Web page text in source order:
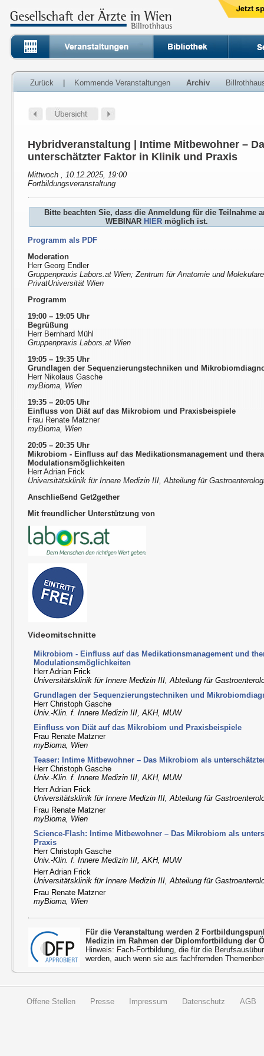
Zurück Kommende Veranstaltungen Archiv
Hybridveranstaltung | Intime Mitbewohner –
unterschätzter Faktor in Klinik und Praxis
Mittwoch , 10.12.2025, 19:00
Fortbildungsveranstaltung
Bitte beachten Sie, dass die Anmeldung für die Teilnahme
WEBINAR HIER möglich ist.
Programm als PDF
Moderation
Herr Georg Endler
Gruppenpraxis Labors.at Wien; Zentrum für Anatomie und
PrivatUniversität Wien
Programm
19:00 – 19:05 Uhr
Begrüßung
Herr Bernhard Mühl
Gruppenpraxis Labors.at Wien
19:05 – 19:35 Uhr
Grundlagen der Sequenzierungstechniken und
Herr Nikolaus Gasche
myBioma, Wien
19:35 – 20:05 Uhr
Einfluss von Diät auf das Mikrobiom und Praxisbeispiele
Frau Renate Matzner
myBioma, Wien
20:05 – 20:35 Uhr
Mikrobiom - Einfluss auf das Medikationsmanagement und
Modulationsmöglichkeiten
Herr Adrian Frick
Universitätsklinik für Innere Medizin III, Abteilung für
Anschließend Get2gether
Mit freundlicher Unterstützung von
Videomitschnitte
Mikrobiom - Einfluss auf das Medikationsmanagement und
Modulationsmöglichkeiten
Herr Adrian Frick
Universitätsklinik für Innere Medizin III, Abteilung für
Grundlagen der Sequenzierungstechniken und
Herr Christoph Gasche
Univ.-Klin. f. Innere Medizin III, AKH, MUW
Einfluss von Diät auf das Mikrobiom und Praxisbeispiele
Frau Renate Matzner
myBioma, Wien
Teaser: Intime Mitbewohner – Das Mikrobiom als
Herr Christoph Gasche
Univ.-Klin. f. Innere Medizin III, AKH, MUW
Herr Adrian Frick
Universitätsklinik für Innere Medizin III, Abteilung für
Frau Renate Matzner
myBioma, Wien
Science-Flash: Intime Mitbewohner – Das Mikrobiom als
Praxis
Herr Christoph Gasche
Univ.-Klin. f. Innere Medizin III, AKH, MUW
Herr Adrian Frick
Universitätsklinik für Innere Medizin III, Abteilung für
Frau Renate Matzner
myBioma, Wien
Für die Veranstaltung werden 2
Medizin im Rahmen der Diplomfortbildung der
Hinweis: Fach-Fortbildung, die für die
werden, auch wenn sie aus fachfremden
Offene Stellen Presse Impressum Datenschutz AGB